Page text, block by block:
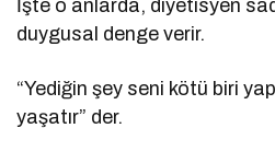
İşte o anlarda, diyetisyen
duygusal denge verir.
“Yediğin şey seni kötü biri
yaşatır” der.